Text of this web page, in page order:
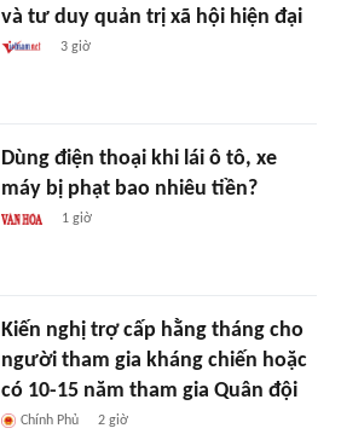
và tư duy quản trị xã hội hiện đại
3 giờ
Dùng điện thoại khi lái ô tô, xe
máy bị phạt bao nhiêu tiền?
1 giờ
Kiến nghị trợ cấp hằng tháng cho
người tham gia kháng chiến hoặc
có 10-15 năm tham gia Quân đội
Chính Phủ 2 giờ